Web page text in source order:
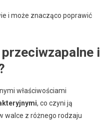
i może znacząco poprawić
i
właściwościami
, co czyni ją
walce z różnego rodzaju